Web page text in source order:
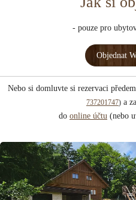
- pouze pro
Objednat
Nebo si domluvte si rezervaci
737201747) a
do online účtu (nebo